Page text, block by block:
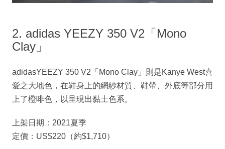
2. adidas YEEZY 350 V2「Mono
Clay」
adidasYEEZY 350 V2「Mono Clay」則是Kanye West喜
愛之大地色，在鞋身上的網紗材質、鞋帶、外底等部分用
上了橙啡色，以呈現出黏土色系。
上架日期：2021夏季
定價：US$220（約$1,710）